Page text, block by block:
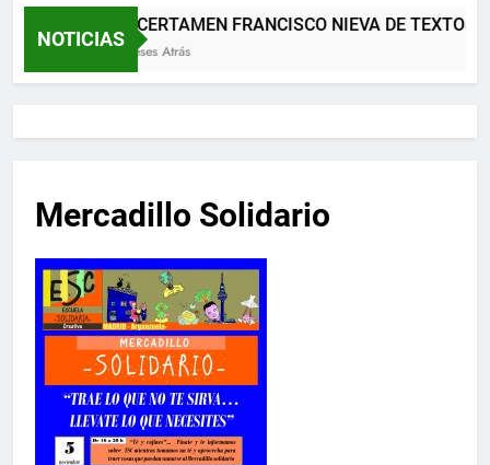
NOTICIAS
XII CERTAMEN FRANCISCO NIEVA DE TEXTOS
2 Meses Atrás
Mercadillo Solidario